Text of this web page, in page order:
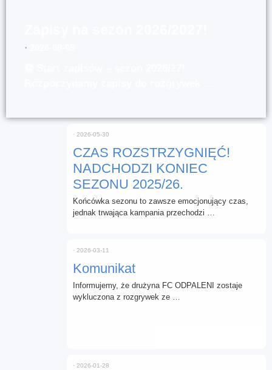
⋅
CZAS ROZSTRZYGNIĘĆ!
NADCHODZI KONIEC
SEZONU 2025/26.
⋅ 2026-05-30
Końcówka sezonu to zawsze emocjonujący czas,
jednak trwająca kampania przechodzi …
Komunikat
⋅ 2026-03-11
Informujemy, że drużyna FC ODPALENI zostaje
wykluczona z rozgrywek ze …
⋅ 2026-01-28